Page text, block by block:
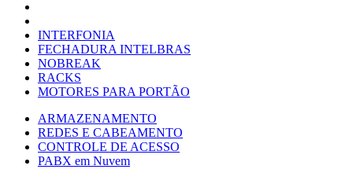
INTERFONIA
FECHADURA INTELBRAS
NOBREAK
RACKS
MOTORES PARA PORTÃO
ARMAZENAMENTO
REDES E CABEAMENTO
CONTROLE DE ACESSO
PABX em Nuvem